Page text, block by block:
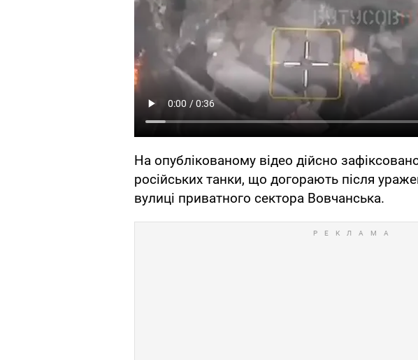
На опублікованому відео дійсно
російських танки, що догорають після
вулиці приватного сектора Вовчанська.